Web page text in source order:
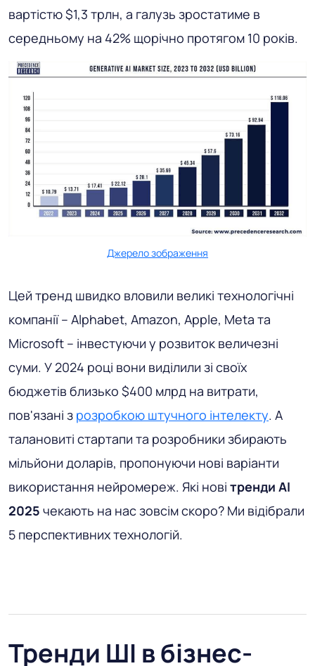
вартістю $1,3 трлн, а галузь зростатиме в
середньому на 42% щорічно протягом 10 років.
Джерело зображення
Цей тренд швидко вловили великі технологічні
компанії – Alphabet, Amazon, Apple, Meta та
Microsoft – інвестуючи у розвиток величезні
суми. У 2024 році вони виділили зі своїх
бюджетів близько $400 млрд на витрати,
пов'язані з розробкою штучного інтелекту. А
талановиті стартапи та розробники збирають
мільйони доларів, пропонуючи нові варіанти
використання нейромереж. Які нові тренди AI
2025 чекають на нас зовсім скоро? Ми відібрали
5 перспективних технологій.
Тренди ШІ в бізнес-